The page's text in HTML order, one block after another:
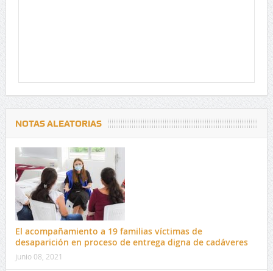
NOTAS ALEATORIAS
El acompañamiento a 19 familias víctimas de
desaparición en proceso de entrega digna de cadáveres
junio 08, 2021